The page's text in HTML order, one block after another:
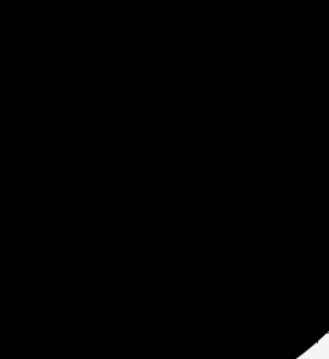
памятника и
помощью
продумать
3D